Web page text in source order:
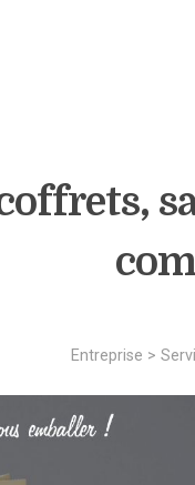
Entreprise >